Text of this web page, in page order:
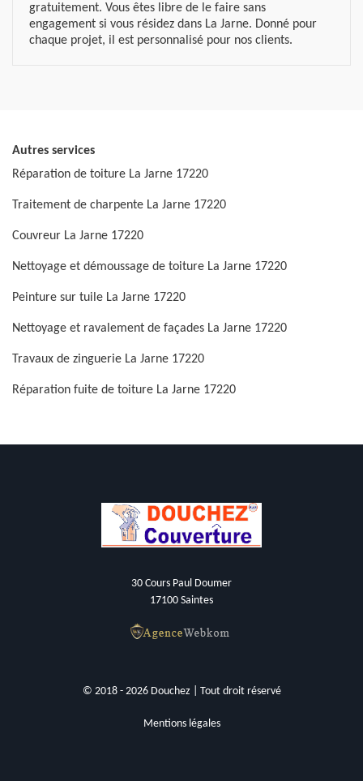
gratuitement. Vous êtes libre de le faire sans
engagement si vous résidez dans La Jarne. Donné pour
chaque projet, il est personnalisé pour nos clients.
Autres services
Réparation de toiture La Jarne 17220
Traitement de charpente La Jarne 17220
Couvreur La Jarne 17220
Nettoyage et démoussage de toiture La Jarne 17220
Peinture sur tuile La Jarne 17220
Nettoyage et ravalement de façades La Jarne 17220
Travaux de zinguerie La Jarne 17220
Réparation fuite de toiture La Jarne 17220
30 Cours Paul Doumer
17100 Saintes
© 2018 - 2026 Douchez | Tout droit réservé
Mentions légales